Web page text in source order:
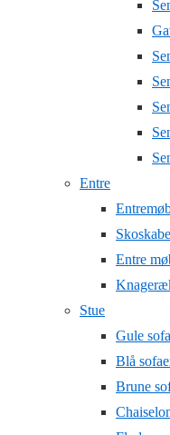
Entre
Skoskabe
Entre
Stue
Gule
Blå
Brune